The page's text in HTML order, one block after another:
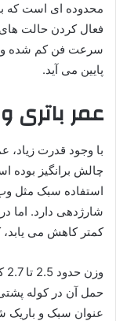
محدوده ای است که
سرعت فن کم شده و
پایین می آید.
عمر باتری
با وجود قدرت زیاد،
کمتر کاهش می
حمل آن در کوله
عنوان سبک و باریک